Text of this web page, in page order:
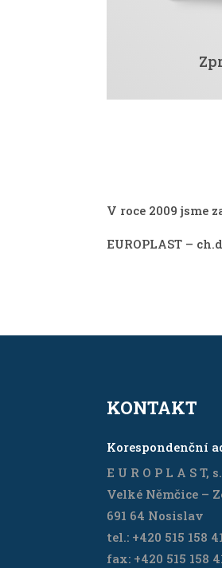
V roce 2009 jsme
EUROPLAST –
KONTAKT
Korespondenční
E U R O P L A S T,
Velké Němčice –
691 64 Nosislav
tel.: +420 515 158
fax: +420 515 158